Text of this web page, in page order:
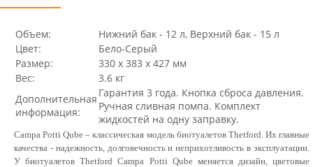
Объем:
Нижний бак - 12 л, Верхний бак - 15 л
Цвет:
Бело-Серый
Размер:
330 x 383 x 427 мм
Вес:
3.6 кг
Дополнительная
информация:
Гарантия 3 года. Кнопка сброса давления.
Ручная сливная помпа. Комплект
жидкостей на одну заправку.
Campa Potti Qube – классическая модель биотуалетов Thetford. Их главные
качества - надежность, долговечность и неприхотливость в эксплуатации.
У биотуалетов Thetford Campa Potti Qube меняется дизайн, цветовые